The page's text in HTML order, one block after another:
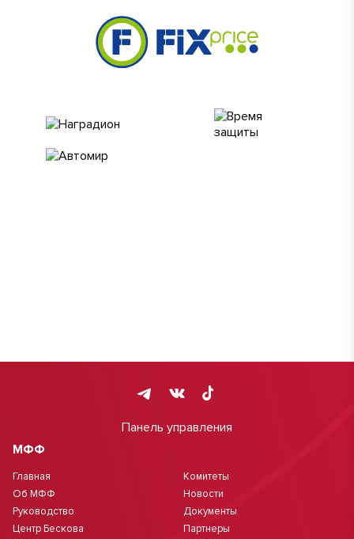
Панель управления
МФФ
Главная
Об МФФ
Руководство
Центр Бескова
Комитеты
Новости
Документы
Партнеры